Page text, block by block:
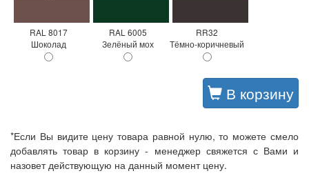
RAL 8017
Шоколад
RAL 6005
Зелёный мох
RR32
Тёмно-коричневый
В корзину
*Если Вы видите цену товара равной нулю, то можете смело
добавлять товар в корзину - менеджер свяжется с Вами и
назовет действующую на данный момент цену.